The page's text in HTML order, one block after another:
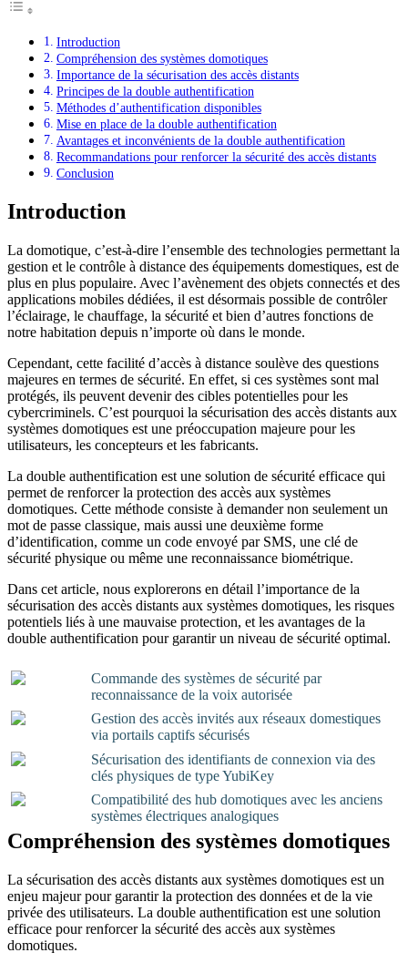
Introduction
Compréhension des systèmes domotiques
Importance de la sécurisation des accès distants
Principes de la double authentification
Méthodes d’authentification disponibles
Mise en place de la double authentification
Avantages et inconvénients de la double authentification
Recommandations pour renforcer la sécurité des accès distants
Conclusion
Introduction
La domotique, c’est-à-dire l’ensemble des technologies permettant la
gestion et le contrôle à distance des équipements domestiques, est de
plus en plus populaire. Avec l’avènement des objets connectés et des
applications mobiles dédiées, il est désormais possible de contrôler
l’éclairage, le chauffage, la sécurité et bien d’autres fonctions de
notre habitation depuis n’importe où dans le monde.
Cependant, cette facilité d’accès à distance soulève des questions
majeures en termes de sécurité. En effet, si ces systèmes sont mal
protégés, ils peuvent devenir des cibles potentielles pour les
cybercriminels. C’est pourquoi la sécurisation des accès distants aux
systèmes domotiques est une préoccupation majeure pour les
utilisateurs, les concepteurs et les fabricants.
La double authentification est une solution de sécurité efficace qui
permet de renforcer la protection des accès aux systèmes
domotiques. Cette méthode consiste à demander non seulement un
mot de passe classique, mais aussi une deuxième forme
d’identification, comme un code envoyé par SMS, une clé de
sécurité physique ou même une reconnaissance biométrique.
Dans cet article, nous explorerons en détail l’importance de la
sécurisation des accès distants aux systèmes domotiques, les risques
potentiels liés à une mauvaise protection, et les avantages de la
double authentification pour garantir un niveau de sécurité optimal.
Commande des systèmes de sécurité par
reconnaissance de la voix autorisée
Gestion des accès invités aux réseaux domestiques
via portails captifs sécurisés
Sécurisation des identifiants de connexion via des
clés physiques de type YubiKey
Compatibilité des hub domotiques avec les anciens
systèmes électriques analogiques
Compréhension des systèmes domotiques
La sécurisation des accès distants aux systèmes domotiques est un
enjeu majeur pour garantir la protection des données et de la vie
privée des utilisateurs. La double authentification est une solution
efficace pour renforcer la sécurité des accès aux systèmes
domotiques.